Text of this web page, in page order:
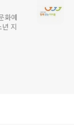
화예
지